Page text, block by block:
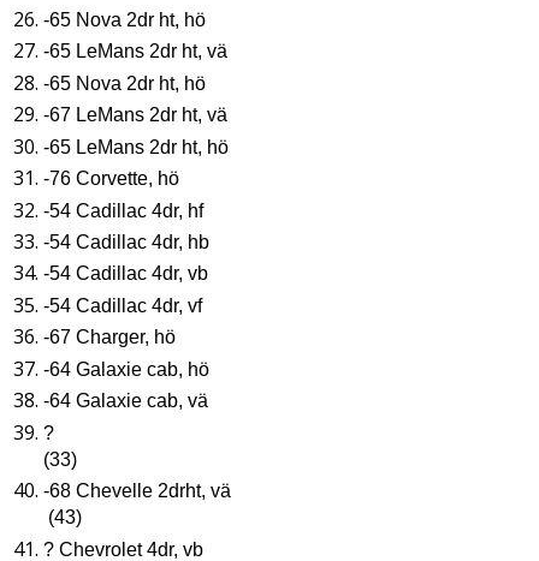
-65 Nova 2dr ht, hö
-65 LeMans 2dr ht, vä
-65 Nova 2dr ht, hö
-67 LeMans 2dr ht, vä
-65 LeMans 2dr ht, hö
-76 Corvette, hö
-54 Cadillac 4dr, hf
-54 Cadillac 4dr, hb
-54 Cadillac 4dr, vb
-54 Cadillac 4dr, vf
-67 Charger, hö
-64 Galaxie cab, hö
-64 Galaxie cab, vä
?
(33)
-68 Chevelle 2drht, vä
(43)
? Chevrolet 4dr, vb